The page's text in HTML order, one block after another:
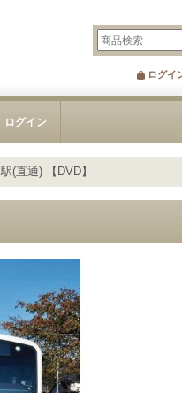
ログイ
ログイン
直通) 【DVD】